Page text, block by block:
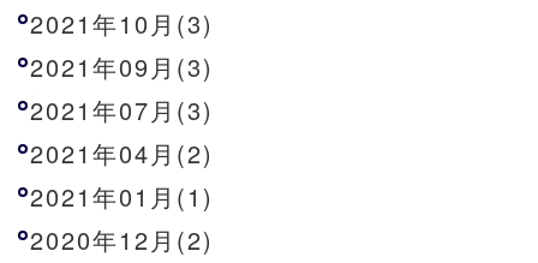
2021年10月(3)
2021年09月(3)
2021年07月(3)
2021年04月(2)
2021年01月(1)
2020年12月(2)